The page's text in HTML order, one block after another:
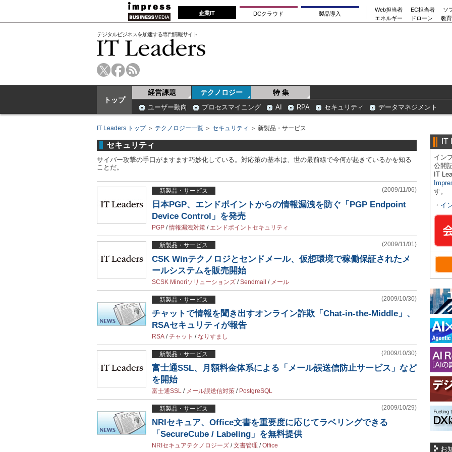
企業IT DCクラウド 製品導入
Web担当者 EC担当者
ソ
エネルギー
ドローン 教
デジタルビジネスを加速する専門情報サイト
トップ
経営課題 テクノロジー 特 集
ユーザー動向 プロセスマイニング AI RPA セキュリティ データマネジメント
IT Leaders トップ＞ テクノロジー一覧 ＞ セキュリティ ＞ 新製品・サービス
セキュリティ
サイバー攻撃の手口がますます巧妙化している。対応策の基本は、世の最前線で今何が起きているかを知る
ことだ。
新製品・サービス (2009/11/06)
日本PGP、エンドポイントからの情報漏洩を防ぐ「PGP Endpoint
Device Control」を発売
PGP /情報漏洩対策 / エンドポイントセキュリティ
新製品・サービス (2009/11/01)
CSK Winテクノロジとセンドメール、仮想環境で稼働保証されたメ
ールシステムを販売開始
SCSK Minoriソリューションズ /Sendmail / メール
新製品・サービス (2009/10/30)
チャットで情報を聞き出すオンライン詐欺「Chat-in-the-Middle」、
RSAセキュリティが報告
RSA /チャット /なりすまし
新製品・サービス (2009/10/30)
富士通SSL、月額料金体系による「メール誤送信防止サービス」など
を開始
富士通SSL / メール誤送信対策 / PostgreSQL
新製品・サービス (2009/10/29)
NRIセキュア、Office文書を重要度に応じてラベリングできる
「SecureCube / Labeling」を無料提供
NRIセキュアテクノロジーズ /文書管理 /Office
IT
イン
公開
IT
す。
・ イ
お